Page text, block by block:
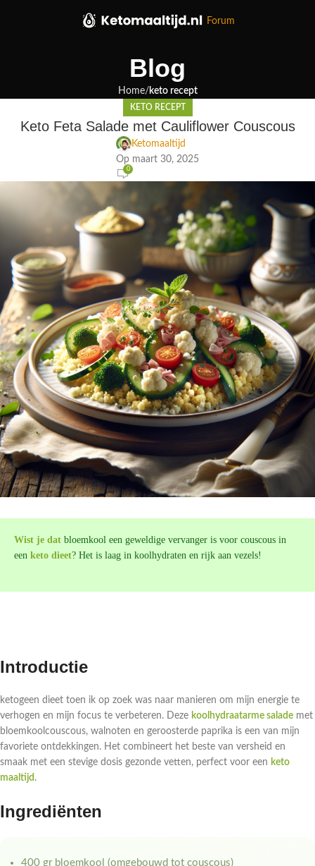
Forum
Blog
Home keto recept
KETO RECEPT
Keto Feta Salade met Cauliflower Couscous
Ketomaaltijd
Op maart 30, 2025
0
Wist je dat bloemkool een geweldige vervanger is voor couscous in
een keto dieet? Het is laag in koolhydraten en rijk aan vezels!
Introductie
ketogeen dieet toen ik op zoek was naar manieren om mijn energie te
verhogen en mijn focus te verbeteren. Deze koolhydraatarme salade met
bloemkoolcouscous, walnoten en geroosterde paprika is een van mijn
favoriete ontdekkingen. Het combineert het beste van versheid en
smaak met een stevige dosis gezonde vetten, perfect voor een keto
maaltijd .
Ingrediënten
400 gr bloemkool (omgebouwd tot couscous)